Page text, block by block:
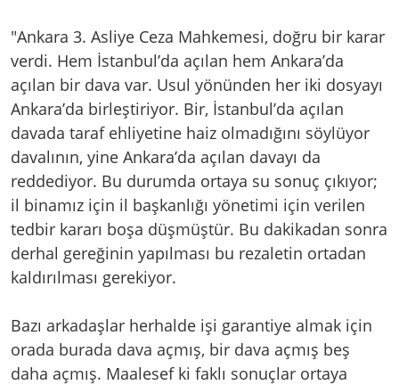
"Ankara 3. Asliye Ceza Mahkemesi, doğru bir karar
verdi. Hem İstanbul’da açılan hem Ankara’da
açılan bir dava var. Usul yönünden her iki dosyayı
Ankara’da birleştiriyor. Bir, İstanbul’da açılan
davada taraf ehliyetine haiz olmadığını söylüyor
davalının, yine Ankara’da açılan davayı da
reddediyor. Bu durumda ortaya su sonuç çıkıyor;
il binamız için il başkanlığı yönetimi için verilen
tedbir kararı boşa düşmüştür. Bu dakikadan sonra
derhal gereğinin yapılması bu rezaletin ortadan
kaldırılması gerekiyor.
Bazı arkadaşlar herhalde işi garantiye almak için
orada burada dava açmış, bir dava açmış beş
daha açmış. Maalesef ki faklı sonuçlar ortaya